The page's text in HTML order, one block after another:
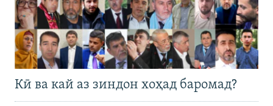
Кӣ ва кай аз зиндон хоҳад баромад?